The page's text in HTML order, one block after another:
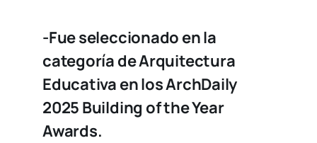
-Fue seleccionado en la
categoría de Arquitectura
Educativa en los ArchDaily
2025 Building of the Year
Awards.